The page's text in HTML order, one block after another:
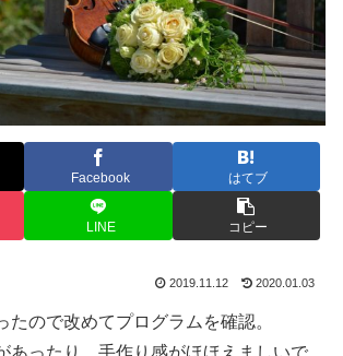
Facebook はてブ
LINE コピー
2019.11.12 2020.01.03
たので改めてプログラムを確認。
あったり、手作り感がほほえましいで